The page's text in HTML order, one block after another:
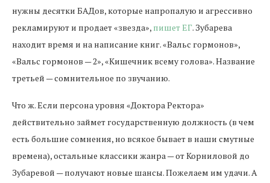
нужны десятки БАДов, которые напропалую и агрессивно
рекламируют и продает «звезда», пишет ЕГ. Зубарева
находит время и на написание книг. «Вальс гормонов»,
«Вальс гормонов — 2», «Кишечник всему голова». Название
третьей — сомнительное по звучанию.
Что ж. Если персона уровня «Доктора Ректора»
действительно займет государственную должность (в чем
есть большие сомнения, но всякое бывает в наши смутные
времена), остальные классики жанра — от Корниловой до
Зубаревой — получают новые шансы. Пожелаем им удачи. А